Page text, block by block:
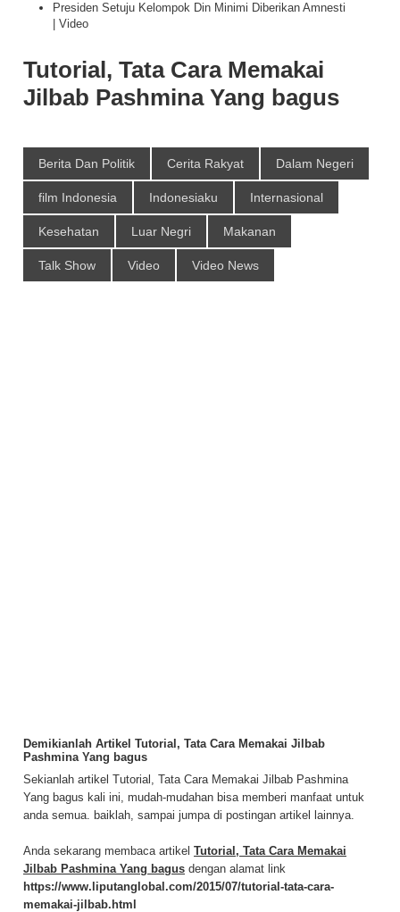
Presiden Setuju Kelompok Din Minimi Diberikan Amnesti
| Video
Tutorial, Tata Cara Memakai
Jilbab Pashmina Yang bagus
Berita Dan Politik Cerita Rakyat Dalam Negeri
film Indonesia Indonesiaku Internasional
Kesehatan Luar Negri Makanan
Talk Show Video Video News
Demikianlah Artikel Tutorial, Tata Cara Memakai Jilbab
Pashmina Yang bagus
Sekianlah artikel Tutorial, Tata Cara Memakai Jilbab Pashmina
Yang bagus kali ini, mudah-mudahan bisa memberi manfaat untuk
anda semua. baiklah, sampai jumpa di postingan artikel lainnya.
Anda sekarang membaca artikel Tutorial, Tata Cara Memakai
Jilbab Pashmina Yang bagus dengan alamat link
https://www.liputanglobal.com/2015/07/tutorial-tata-cara-
memakai-jilbab.html